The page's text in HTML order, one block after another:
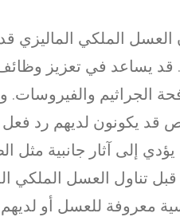
الملكي الماليزي قد
يساعد في تعزيز وظائف
الجراثيم
قد يكونون لديهم رد
إلى آثار جانبية مثل
تناول العسل الملكي
معروفة للعسل أو